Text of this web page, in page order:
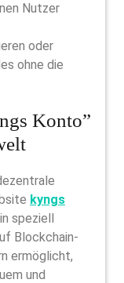
Nutzer
oder
ohne die
Konto”
kyngs
speziell
Blockchain-
ermöglicht,
und